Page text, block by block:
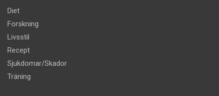
Diet
Forskning
Livsstil
Recept
Sjukdomar/Skador
Träning